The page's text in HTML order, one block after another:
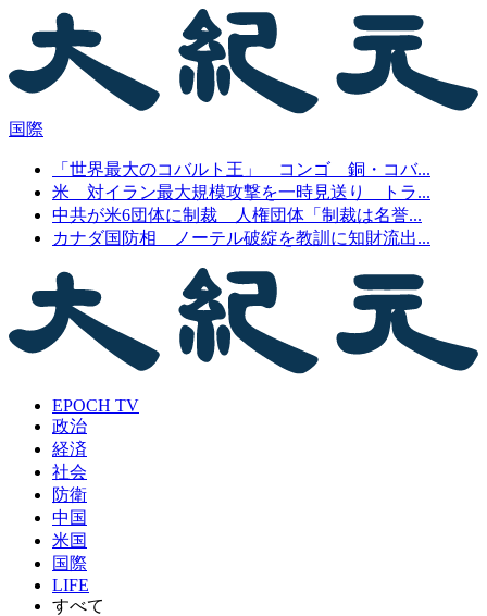
国際
「世界最大のコバルト王」 コンゴ 銅・コバ...
米 対イラン最大規模攻撃を一時見送り トラ...
中共が米6団体に制裁 人権団体「制裁は名誉...
カナダ国防相 ノーテル破綻を教訓に知財流出...
EPOCH TV
政治
経済
社会
防衛
中国
米国
国際
LIFE
すべて